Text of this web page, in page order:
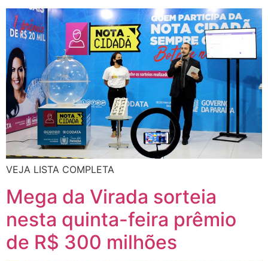
VEJA LISTA COMPLETA
Mega da Virada sorteia
nesta quinta-feira prêmio
de R$ 300 milhões